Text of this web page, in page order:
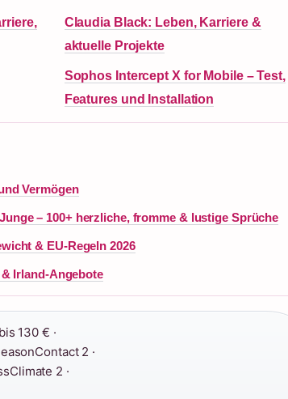
Claudia Black: Leben, Karriere &
aktuelle Projekte
Sophos Intercept X for Mobile – Test,
Features und Installation
Vermögen
– 100+ herzliche, fromme & lustige Sprüche
& EU-Regeln 2026
Irland-Angebote
130 € ·
2 ·
2 ·